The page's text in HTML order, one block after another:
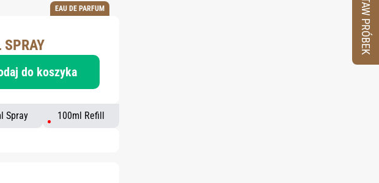
EAU DE PARFUM
do koszyka
Spray 100ml Refill
ZESTAW PRÓBEK